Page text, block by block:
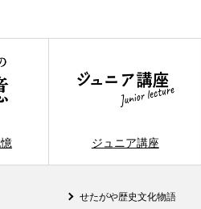
ジュニア講座
せたがや歴史文化物語